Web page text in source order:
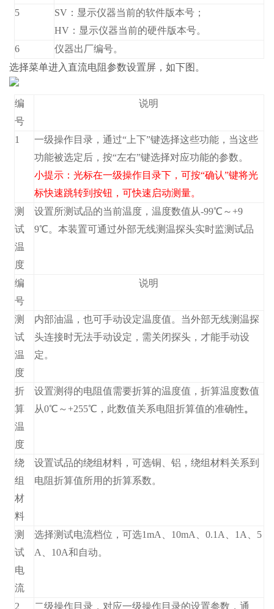
5
SV：显示仪器当前的软件版本号；
HV：显示仪器当前的硬件版本号。
6
仪器出厂编号。
选择菜单进入直流电阻参数设置屏，如下图。
编
号
说明
1
一级操作目录，通过“上下”键选择这些功能，当这些
功能被选定后，按“左右”键选择对应功能的参数。
小提示：光标在一级操作目录下，可按“确认”键将光
标快速跳转到 按钮，可快速启动测量。
测
试
温
度
设置所测试品的当前温度，温度数值从-99℃～+9
9℃。本装置可通过外部无线测温探头实时监测试品
编
号
说明
测
试
温
度
内部油温，也可手动设定温度值。当外部无线测温探
头连接时无法手动设定，需关闭探头，才能手动设
定。
折
算
温
度
设置测得的电阻值需要折算的温度值，折算温度数值
从0℃～+255℃，此数值关系电阻折算值的准确性。
绕
组
材
料
设置试品的绕组材料，可选铜、铝，绕组材料关系到
电阻折算值所用的折算系数。
测
试
电
流
选择测试电流档位，可选1mA、10mA、0.1A、1A、5
A、10A和自动。
2 二级操作目录，对应一级操作目录的设置参数，通